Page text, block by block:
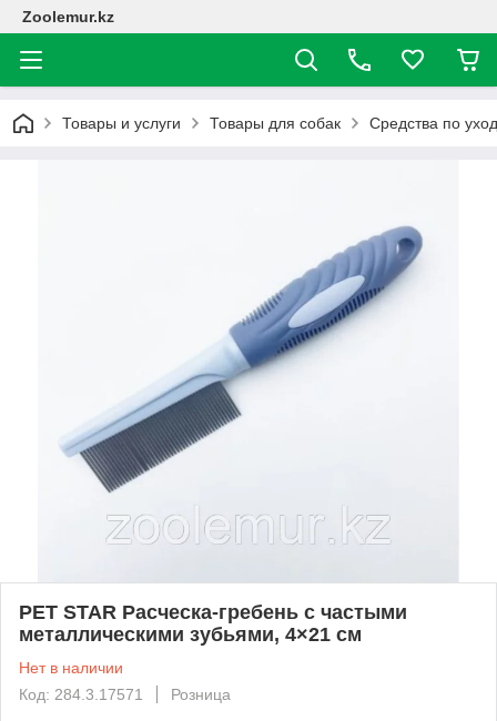
Zoolemur.kz
Товары и услуги Товары для собак Средства по
PET STAR Расческа-гребень с частыми
металлическими зубьями, 4×21 см
Нет в наличии
Код: 284.3.17571
Розница